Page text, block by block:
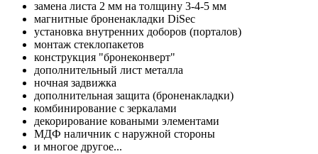
замена листа 2 мм на толщину 3-4-5 мм
магнитные броненакладки DiSec
установка внутренних доборов (порталов)
монтаж стеклопакетов
конструкция "бронеконверт"
дополнительный лист металла
ночная задвижка
дополнительная защита (броненакладки)
комбинирование с зеркалами
декорирование коваными элементами
МДФ наличник с наружной стороны
и многое другое...